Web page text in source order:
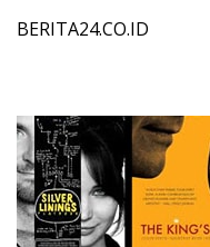
BERITA24.CO.ID